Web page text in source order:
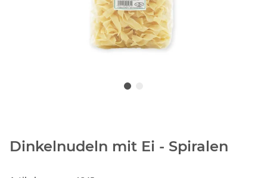
Dinkelnudeln mit Ei - Spiralen